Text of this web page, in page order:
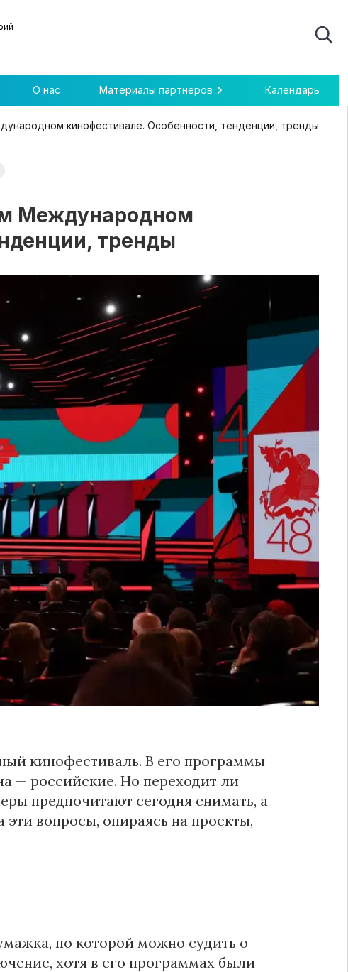
О нас Материалы партнеров Календарь
кинофестивале. Особенности, тенденции, тренды
Международном
тренды
кинофестиваль. В его программы
— российские. Но переходит ли
предпочитают сегодня снимать, а
вопросы, опираясь на проекты,
по которой можно судить о
хотя в его программах были